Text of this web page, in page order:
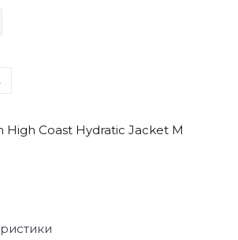
High Coast Hydratic Jacket M